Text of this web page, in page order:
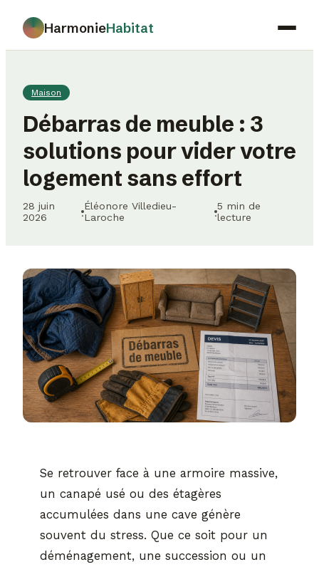
HarmonieHabitat
Déco
Jardinage
Immobilier
Gastronomie
Maison
Débarras de meuble : 3
solutions pour vider votre
logement sans effort
28 juin
2026
·
Éléonore Villedieu-
Laroche
·
5 min de
lecture
Se retrouver face à une armoire massive,
un canapé usé ou des étagères
accumulées dans une cave génère
souvent du stress. Que ce soit pour un
déménagement, une succession ou un